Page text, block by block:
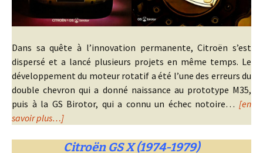
Dans sa quête à l’innovation permanente, Citroën s’est
dispersé et a lancé plusieurs projets en même temps. Le
développement du moteur rotatif a été l’une des erreurs du
double chevron qui a donné naissance au prototype M35,
puis à la GS Birotor, qui a connu un échec notoire… [en
savoir plus…]
Citroën GS X (1974-1979)